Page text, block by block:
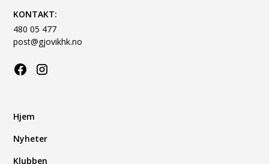
KONTAKT:
480 05 477
post@gjovikhk.no
Hjem
Nyheter
Klubben